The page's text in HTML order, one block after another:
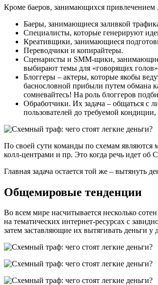
Кроме баеров, занимающихся привлечением
Баеры, занимающиеся заливкой
Специалисты, которые генерируют
Креативщики, занимающиеся
Переводчики и копирайтеры.
Сценаристы и SMM-щики,
выбирают темы для «говорящих
Блоггеры – актеры, которые якобы
баснословной прибыли путем обмана
сомневайтесь! На роль блоггеров
Обработчики. Их задача – общаться с
пользователей до требуемой
По своей сути команды по схемам
колл-центрами и пр. Это когда речь идет об
Главная задача остается той же – вытянуть
Общемировые тенденции
Во всем мире насчитывается несколько
на тематических интернет-ресурсах с
затем заставляющие их вытягивать деньги у